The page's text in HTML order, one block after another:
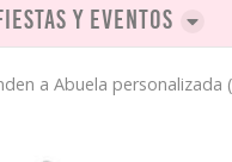
y eventos
a Abuela